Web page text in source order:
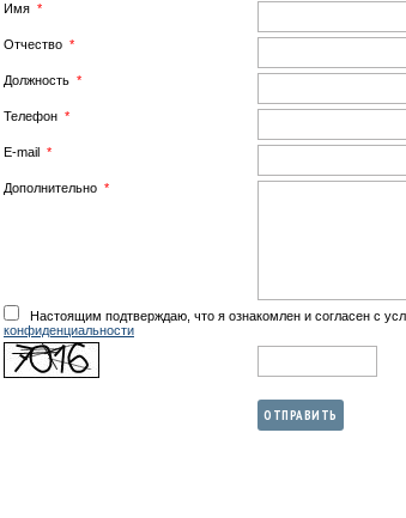
Имя *
Отчество *
Должность *
Телефон *
E-mail *
Дополнительно *
Настоящим подтверждаю, что я ознакомлен и согласен с
конфиденциальности